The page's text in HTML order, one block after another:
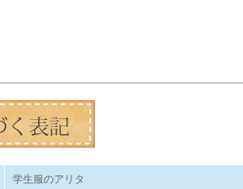
学生服のアリタ